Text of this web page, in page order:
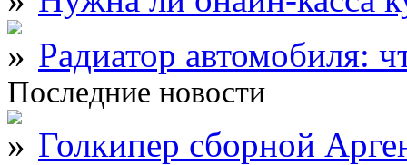
Радиатор автомобиля:
Последние новости
Голкипер сборной